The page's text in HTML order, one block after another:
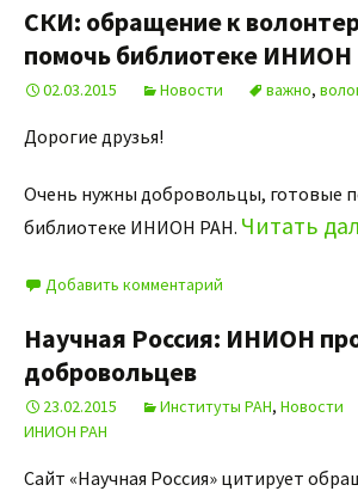
СКИ: обращение к
помочь библиотеке
02.03.2015 Новости важно,
Дорогие друзья!
Очень нужны добровольцы, готовые
библиотеке ИНИОН РАН. Читать
Добавить комментарий
Научная Россия: ИНИОН
добровольцев
23.02.2015 Институты РАН, Новости
ИНИОН РАН
Сайт «Научная Россия» цитирует